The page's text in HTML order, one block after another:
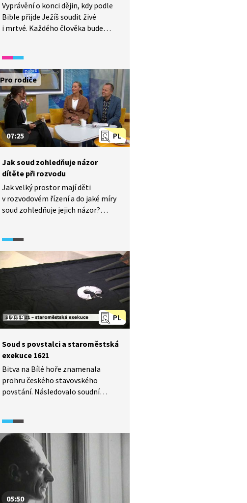
Vyprávění o konci dějin, kdy podle
Bible přijde Ježíš soudit živé
i mrtvé. Každého člověka bude
Bible a čemu křesťané věří?
Pro rodiče
PL
07:25
Jak soud zohledňuje názor
dítěte při rozvodu
Jak velký prostor mají děti
v rozvodovém řízení a do jaké míry
soud zohledňuje jejich názor?
při jeho výslechu přihlíží? Na tyto
otázky odpovídá advokátka
Michala Plachká v rozhovoru z roku
PL
12:19
Soud s povstalci a staroměstská
exekuce 1621
Bitva na Bílé hoře znamenala
prohru českého stavovského
povstání. Následovalo soudní
Výsledkem bylo rozhodnutí o 28
hrdelních trestech. Na jednom
z odsouzených byl trest vykonán
posmrtně, protože čtrnáct dní
před exekucí spáchal sebevraždu.
Do historie tak vstoupila
informace o 27 popravených
05:50